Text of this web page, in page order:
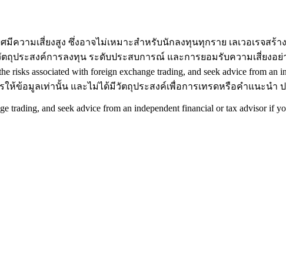
ศมีความเสี่ยงสูง ซึ่งอาจไม่เหมาะสำหรับนักลงทุนทุกราย เลเวอเรจ
ตถุประสงค์การลงทุน ระดับประสบการณ์ และการยอมรับความเสี่ยง
risks associated with foreign exchange trading, and seek advice from
ห้ข้อมูลเท่านั้น และไม่ได้มีวัตถุประสงค์เพื่อการเทรดหรือคำแนะน
trading, and seek advice from an independent financial or tax advisor if